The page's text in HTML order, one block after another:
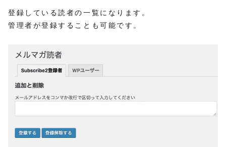
登録している読者の一覧になります。
管理者が登録することも可能です。